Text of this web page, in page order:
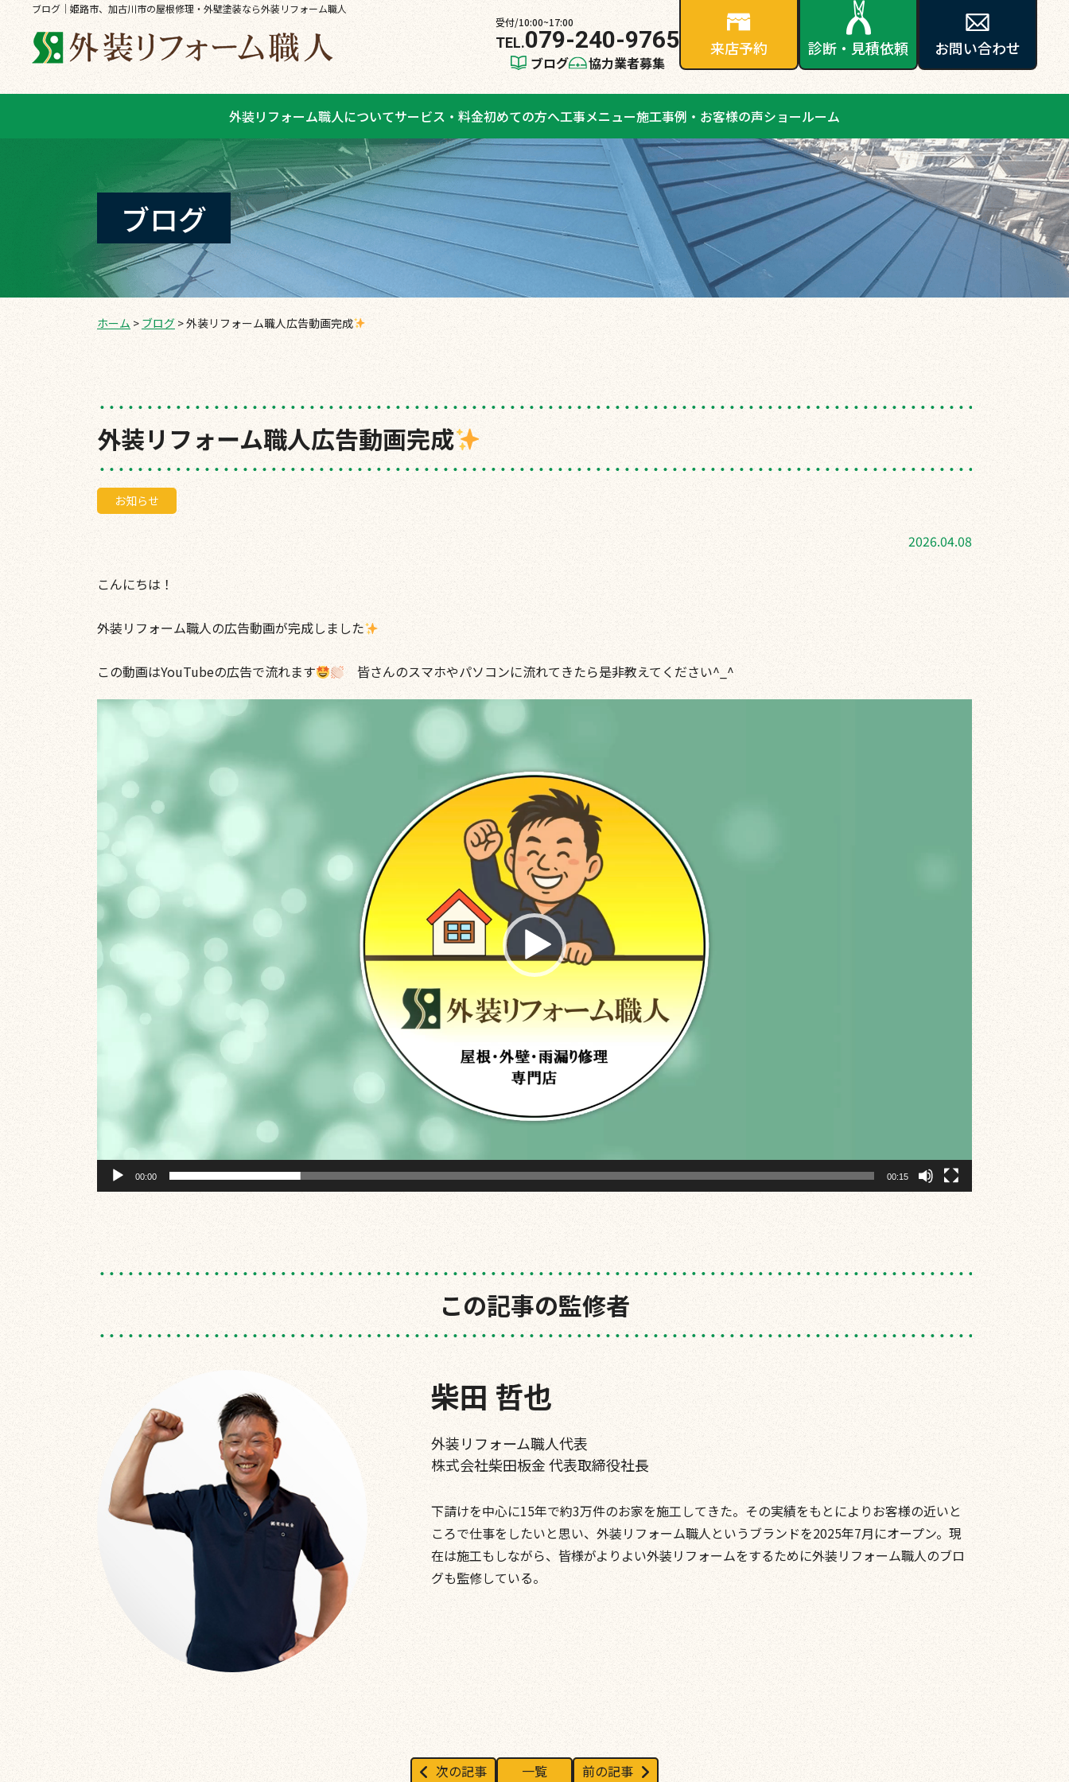
ブログ｜姫路市、加古川市の屋根修理・外壁塗装なら外装リフォーム職人
受付/10:00~17:00
079-240-9765
ブログ 協力業者募集
来店予約 診断・見積依頼 お問い合わせ
外装リフォーム職人についてサービス・料金初めての方へ工事メニュー施工事例・お客様の声ショールーム
ブログ
ホーム > ブログ >外装リフォーム職人広告動画完成
外装リフォーム職人広告動画完成
お知らせ
2026.04.08
こんにちは！
外装リフォーム職人の広告動画が完成しました
この動画はYouTubeの広告で流れます
皆さんのスマホやパソコンに流れてきたら是非教えてください^_^
動
ー
00:00 00:15
この記事の監修者
柴田 哲也
外装リフォーム職人代表
株式会社柴田板金代表取締役社長
下請けを中心に15年で約3万件のお家を施工してきた。その実績をもとによりお客様の近いと
ころで仕事をしたいと思い、外装リフォーム職人というブランドを2025年7月にオープン。現
在は施工もしながら、皆様がよりよい外装リフォームをするために外装リフォーム職人のブロ
グも監修している。
次の記事 一覧 前の記事